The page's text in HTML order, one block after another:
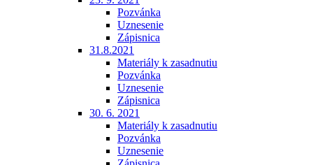
Pozvánka
Uznesenie
Zápisnica
31.8.2021
Materiály k zasadnutiu
Pozvánka
Uznesenie
Zápisnica
30. 6. 2021
Materiály k zasadnutiu
Pozvánka
Uznesenie